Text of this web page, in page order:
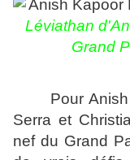
Léviathan
Grand
Pour Anish
Serra et
nef du Grand